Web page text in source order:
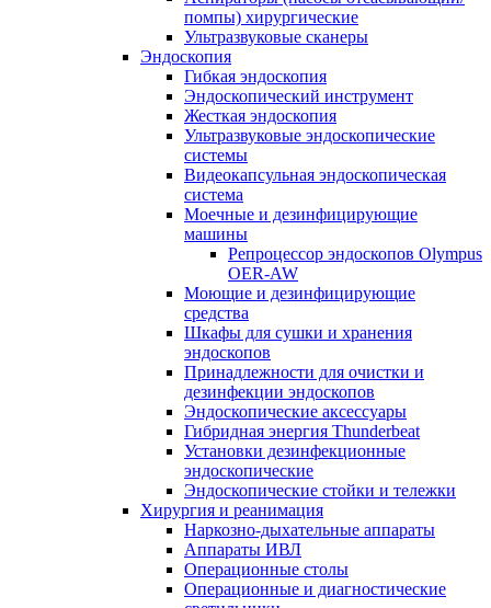
помпы) хирургические
Ультразвуковые сканеры
Эндоскопия
Гибкая эндоскопия
Эндоскопический инструмент
Жесткая эндоскопия
Ультразвуковые эндоскопические
системы
Видеокапсульная эндоскопическая
система
Моечные и дезинфицирующие
машины
Репроцессор эндоскопов Olympus
OER-AW
Моющие и дезинфицирующие
средства
Шкафы для сушки и хранения
эндоскопов
Принадлежности для очистки и
дезинфекции эндоскопов
Эндоскопические аксессуары
Гибридная энергия Thunderbeat
Установки дезинфекционные
эндоскопические
Эндоскопические стойки и тележки
Хирургия и реанимация
Наркозно-дыхательные аппараты
Аппараты ИВЛ
Операционные столы
Операционные и диагностические